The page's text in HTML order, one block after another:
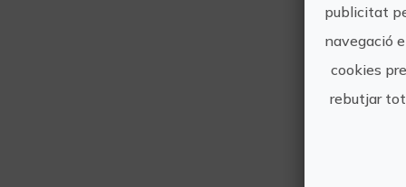
publicitat
navegació
cookies
rebutjar